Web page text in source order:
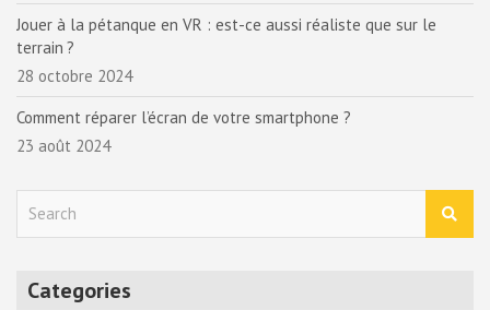
Jouer à la pétanque en VR : est-ce aussi réaliste que sur le
terrain ?
28 octobre 2024
Comment réparer l’écran de votre smartphone ?
23 août 2024
Categories